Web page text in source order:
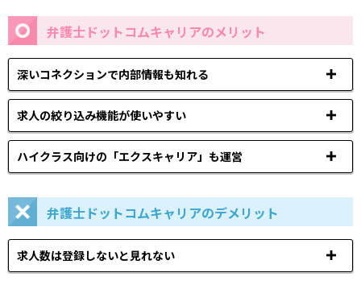
弁護士ドットコムキャリアのメリット
深いコネクションで内部情報も知れる
求人の絞り込み機能が使いやすい
ハイクラス向けの「エクスキャリア」も運営
弁護士ドットコムキャリアのデメリット
求人数は登録しないと見れない